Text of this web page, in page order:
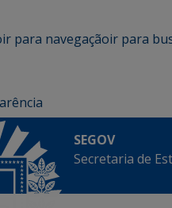
ir para navegaçãoir para
SEGOV
Secretaria de